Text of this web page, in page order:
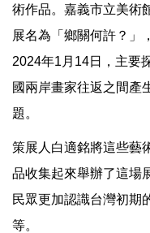
術作品。嘉義市立美術
展名為「鄉關何許？」
2024年1月14日，主要
國兩岸畫家往返之間產
題。
策展人白適銘將這些藝
品收集起來舉辦了這場
民眾更加認識台灣初期
等。